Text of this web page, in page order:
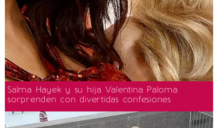
Salma Hayek y su hija Valentina Paloma
sorprenden con divertidas confesiones